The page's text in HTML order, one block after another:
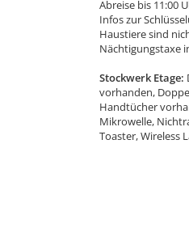
Abreise bis 11:00
Infos zur
Haustiere sind
Nächtigungstaxe
Stockwerk Etage:
vorhanden,
Handtücher
Mikrowelle,
Toaster, Wireless